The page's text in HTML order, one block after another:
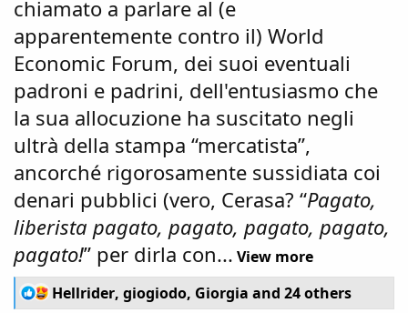
chiamato a parlare al (e
apparentemente contro il) World
Economic Forum, dei suoi eventuali
padroni e padrini, dell'entusiasmo che
la sua allocuzione ha suscitato negli
ultrà della stampa “mercatista”,
ancorché rigorosamente sussidiata coi
denari pubblici (vero, Cerasa? “Pagato,
liberista pagato, pagato, pagato, pagato,
pagato!” per dirla con... View more
R
e
Hellrider, giogiodo, Giorgia and 24 others